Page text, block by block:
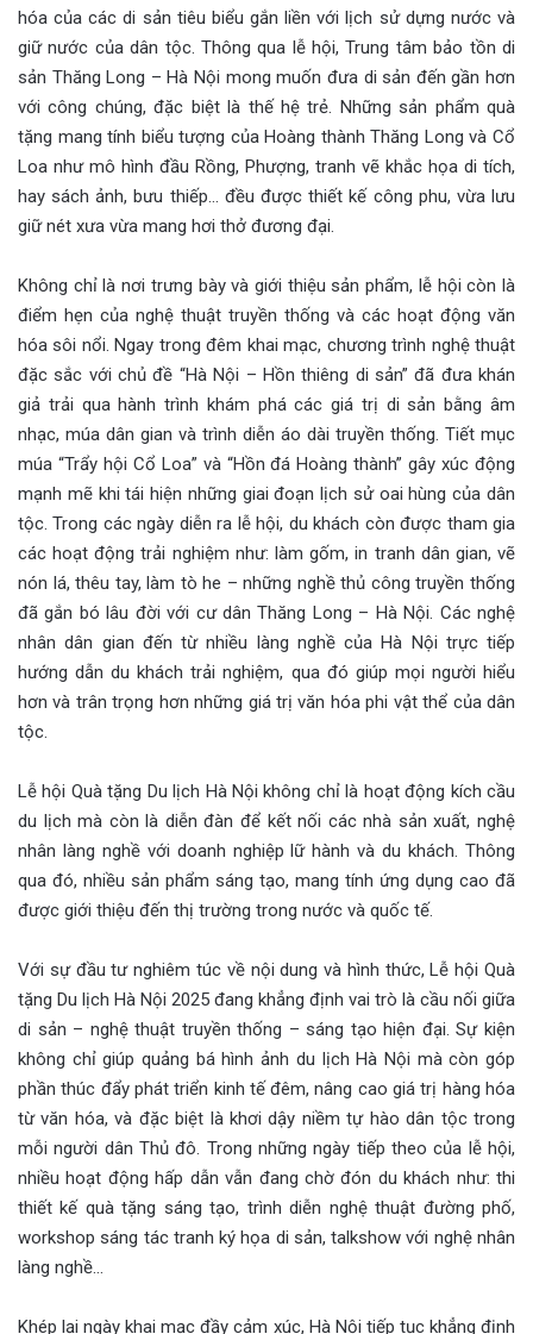
hóa của các di sản tiêu biểu gắn liền với lịch sử dựng nước và
giữ nước của dân tộc. Thông qua lễ hội, Trung tâm bảo tồn di
sản Thăng Long – Hà Nội mong muốn đưa di sản đến gần hơn
với công chúng, đặc biệt là thế hệ trẻ. Những sản phẩm quà
tặng mang tính biểu tượng của Hoàng thành Thăng Long và Cổ
Loa như mô hình đầu Rồng, Phượng, tranh vẽ khắc họa di tích,
hay sách ảnh, bưu thiếp… đều được thiết kế công phu, vừa lưu
giữ nét xưa vừa mang hơi thở đương đại.
Không chỉ là nơi trưng bày và giới thiệu sản phẩm, lễ hội còn là
điểm hẹn của nghệ thuật truyền thống và các hoạt động văn
hóa sôi nổi. Ngay trong đêm khai mạc, chương trình nghệ thuật
đặc sắc với chủ đề “Hà Nội – Hồn thiêng di sản” đã đưa khán
giả trải qua hành trình khám phá các giá trị di sản bằng âm
nhạc, múa dân gian và trình diễn áo dài truyền thống. Tiết mục
múa “Trẩy hội Cổ Loa” và “Hồn đá Hoàng thành” gây xúc động
mạnh mẽ khi tái hiện những giai đoạn lịch sử oai hùng của dân
tộc. Trong các ngày diễn ra lễ hội, du khách còn được tham gia
các hoạt động trải nghiệm như: làm gốm, in tranh dân gian, vẽ
nón lá, thêu tay, làm tò he – những nghề thủ công truyền thống
đã gắn bó lâu đời với cư dân Thăng Long – Hà Nội. Các nghệ
nhân dân gian đến từ nhiều làng nghề của Hà Nội trực tiếp
hướng dẫn du khách trải nghiệm, qua đó giúp mọi người hiểu
hơn và trân trọng hơn những giá trị văn hóa phi vật thể của dân
tộc.
Lễ hội Quà tặng Du lịch Hà Nội không chỉ là hoạt động kích cầu
du lịch mà còn là diễn đàn để kết nối các nhà sản xuất, nghệ
nhân làng nghề với doanh nghiệp lữ hành và du khách. Thông
qua đó, nhiều sản phẩm sáng tạo, mang tính ứng dụng cao đã
được giới thiệu đến thị trường trong nước và quốc tế.
Với sự đầu tư nghiêm túc về nội dung và hình thức, Lễ hội Quà
tặng Du lịch Hà Nội 2025 đang khẳng định vai trò là cầu nối giữa
di sản – nghệ thuật truyền thống – sáng tạo hiện đại. Sự kiện
không chỉ giúp quảng bá hình ảnh du lịch Hà Nội mà còn góp
phần thúc đẩy phát triển kinh tế đêm, nâng cao giá trị hàng hóa
từ văn hóa, và đặc biệt là khơi dậy niềm tự hào dân tộc trong
mỗi người dân Thủ đô. Trong những ngày tiếp theo của lễ hội,
nhiều hoạt động hấp dẫn vẫn đang chờ đón du khách như: thi
thiết kế quà tặng sáng tạo, trình diễn nghệ thuật đường phố,
workshop sáng tác tranh ký họa di sản, talkshow với nghệ nhân
làng nghề…
Khép lại ngày khai mạc đầy cảm xúc, Hà Nội tiếp tục khẳng định